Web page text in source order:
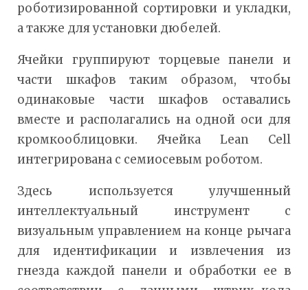
роботизированной сортировки и укладки,
а также для установки дюбелей.
Ячейки группируют торцевые панели и
части шкафов таким образом, чтобы
одинаковые части шкафов оставались
вместе и располагались на одной оси для
кромкооблицовки. Ячейка Lean Cell
интегрирована с семиосевым роботом.
Здесь используется улучшенный
интеллектуальный инструмент с
визуальным управлением на конце рычага
для идентификации и извлечения из
гнезда каждой панели и обработки ее в